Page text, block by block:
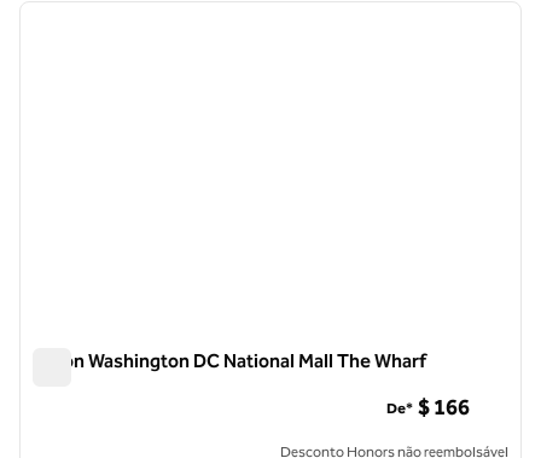
1 de 12
Hilton Washington DC National Mall The Wharf
De* $ 166
Desconto Honors não reembolsável